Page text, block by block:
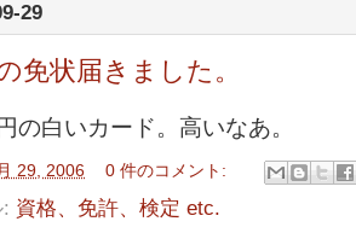
29
免状届きました。
の白いカード。高いなあ。
29, 2006 0 件のコメント:
資格、免許、検定 etc.